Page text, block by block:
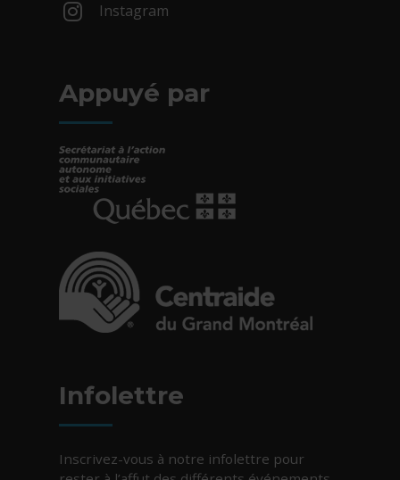
Instagram
Appuyé par
Infolettre
Inscrivez-vous à notre infolettre pour